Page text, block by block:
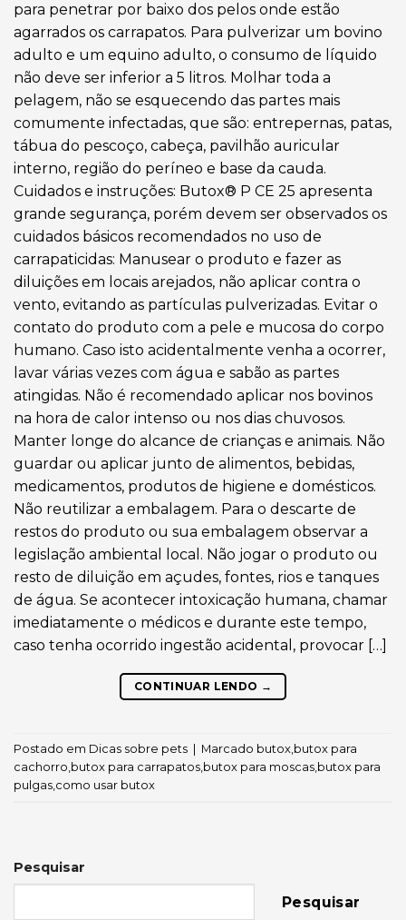
para penetrar por baixo dos pelos onde estão
agarrados os carrapatos. Para pulverizar um bovino
adulto e um equino adulto, o consumo de líquido
não deve ser inferior a 5 litros. Molhar toda a
pelagem, não se esquecendo das partes mais
comumente infectadas, que são: entrepernas, patas,
tábua do pescoço, cabeça, pavilhão auricular
interno, região do períneo e base da cauda.
Cuidados e instruções: Butox® P CE 25 apresenta
grande segurança, porém devem ser observados os
cuidados básicos recomendados no uso de
carrapaticidas: Manusear o produto e fazer as
diluições em locais arejados, não aplicar contra o
vento, evitando as partículas pulverizadas. Evitar o
contato do produto com a pele e mucosa do corpo
humano. Caso isto acidentalmente venha a ocorrer,
lavar várias vezes com água e sabão as partes
atingidas. Não é recomendado aplicar nos bovinos
na hora de calor intenso ou nos dias chuvosos.
Manter longe do alcance de crianças e animais. Não
guardar ou aplicar junto de alimentos, bebidas,
medicamentos, produtos de higiene e domésticos.
Não reutilizar a embalagem. Para o descarte de
restos do produto ou sua embalagem observar a
legislação ambiental local. Não jogar o produto ou
resto de diluição em açudes, fontes, rios e tanques
de água. Se acontecer intoxicação humana, chamar
imediatamente o médicos e durante este tempo,
caso tenha ocorrido ingestão acidental, provocar […]
CONTINUAR LENDO →
Postado em Dicas sobre pets Marcado butox butox para
cachorro butox para carrapatos butox para moscas butox para
pulgas como usar butox
Pesquisar
Pesquisar